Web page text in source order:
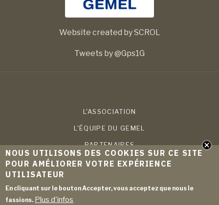
Website created by SCROL
Tweets by @Gps1G
L'ASSOCIATION
L'ÉQUIPE DU GEMEL
PARTENAIRES
COMPÉTENCES
NOUS UTILISONS DES COOKIES SUR CE SITE
POUR AMÉLIORER VOTRE EXPÉRIENCE
UTILISATEUR
En cliquant sur le bouton Accepter, vous acceptez que nous le
fassions. Plus d'infos